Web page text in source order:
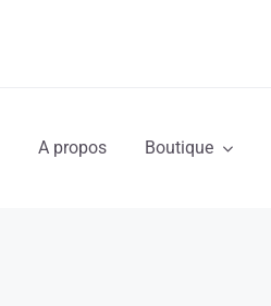
A propos Boutique